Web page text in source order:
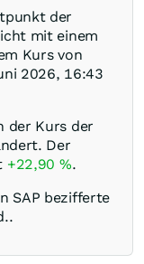
der
mit einem
Kurs von
2026, 16:43
der Kurs der
Der
+22,90 %.
SAP bezifferte